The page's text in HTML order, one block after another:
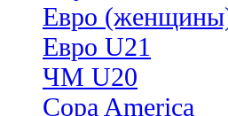
Евро
Евро U21
ЧМ U20
Copa America